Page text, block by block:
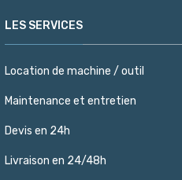
LES SERVICES
Location de machine / outil
Maintenance et entretien
Devis en 24h
Livraison en 24/48h